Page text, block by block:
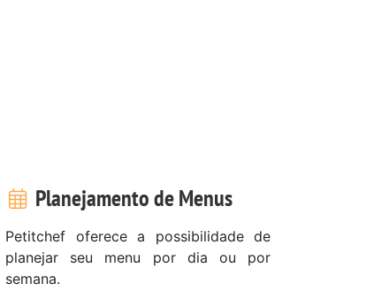
Planejamento de Menus
Petitchef oferece a possibilidade de
planejar seu menu por dia ou por
semana.